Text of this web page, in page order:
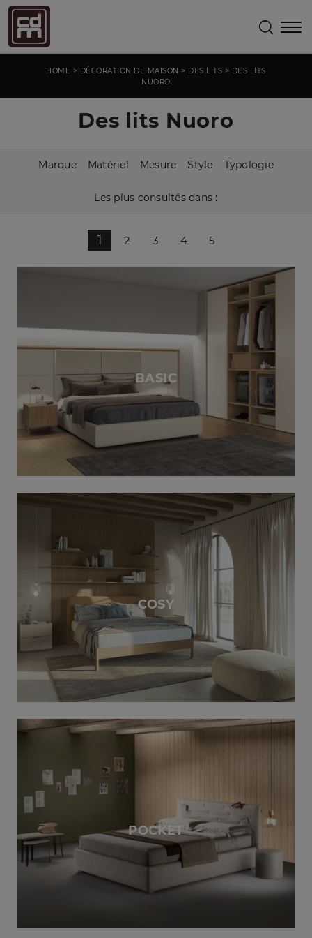
HOME > DÉCORATION DE MAISON > DES LITS > DES LITS
NUORO
Des lits Nuoro
Marque Matériel Mesure Style Typologie
Les plus consultés dans :
1 2 3 4 5
BASIC
COSY
POCKET